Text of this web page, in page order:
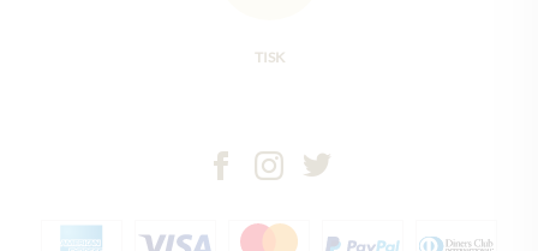
TISK